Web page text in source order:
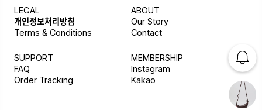
LEGAL
개인정보처리방침
Terms & Conditions
ABOUT
Our Story
Contact
SUPPORT
FAQ
Order Tracking
MEMBERSHIP
Instagram
Kakao